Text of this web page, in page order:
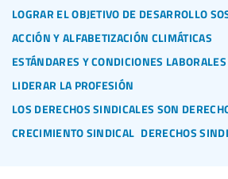
lograr el objetivo de desarrollo
acción y alfabetización climáticas
estándares y condiciones laborales
liderar la profesión
los derechos sindicales son
crecimiento sindical derechos